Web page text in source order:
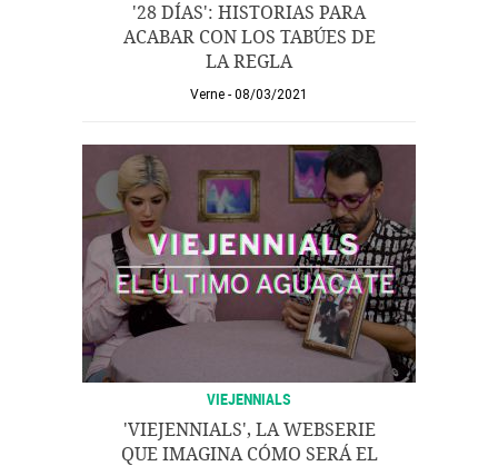
'28 DÍAS': HISTORIAS PARA
ACABAR CON LOS TABÚES DE
LA REGLA
Verne 08/03/2021
VIEJENNIALS
'VIEJENNIALS', LA WEBSERIE
QUE IMAGINA CÓMO SERÁ EL